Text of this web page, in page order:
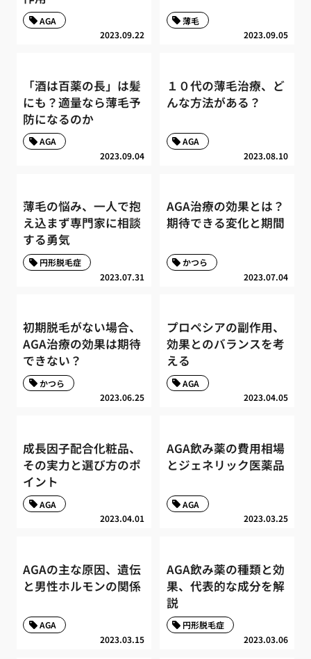
2023.09.22
AGA
2023.09.05
薄毛
「酒は百薬の長」は髪
にも？適量なら薄毛予
防になるのか
2023.09.04
AGA
１０代の薄毛治療、ど
んな方法がある？
2023.08.10
AGA
薄毛の悩み、一人で抱
え込まず専門家に相談
する勇気
2023.07.31
円形脱毛症
AGA治療の効果とは？
期待できる変化と期間
2023.07.04
かつら
初期脱毛がない場合、
AGA治療の効果は期待
できない？
2023.06.25
かつら
プロペシアの副作用、
効果とのバランスを考
える
2023.04.05
AGA
成長因子配合化粧品、
その実力と選び方のポ
イント
2023.04.01
AGA
AGA飲み薬の費用相場
とジェネリック医薬品
2023.03.25
AGA
AGAの主な原因、遺伝
と男性ホルモンの関係
2023.03.15
AGA
AGA飲み薬の種類と効
果、代表的な成分を解
説
2023.03.06
円形脱毛症